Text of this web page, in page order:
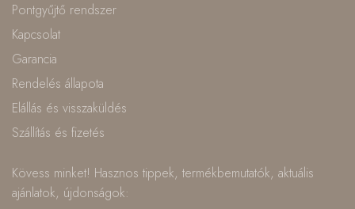
Pontgyűjtő rendszer
Kapcsolat
Garancia
Rendelés állapota
Elállás és visszaküldés
Szállítás és fizetés
Kövess minket! Hasznos tippek, termékbemutatók, aktuális
ajánlatok, újdonságok: